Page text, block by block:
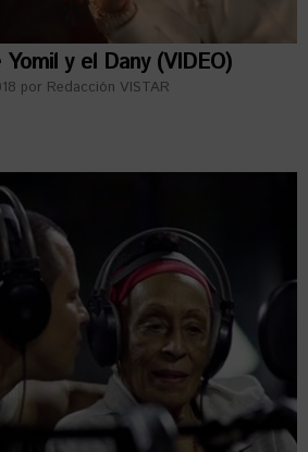
y el Dany (VIDEO)
por Redacción VISTAR